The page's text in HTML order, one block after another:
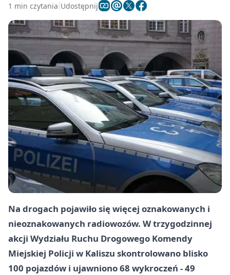
1 min czytania Udostępnij
Na drogach pojawiło się więcej oznakowanych i
nieoznakowanych radiowozów. W trzygodzinnej
akcji Wydziału Ruchu Drogowego Komendy
Miejskiej Policji w Kaliszu skontrolowano blisko
100 pojazdów i ujawniono 68 wykroczeń - 49